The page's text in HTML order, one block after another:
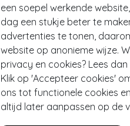
een soepel werkende
dag een stukje beter te
advertenties te tonen,
website op anonieme wijze.
privacy en cookies? Lees
Klik op 'Accepteer cookies'
ons tot functionele cookies
altijd later aanpassen op de